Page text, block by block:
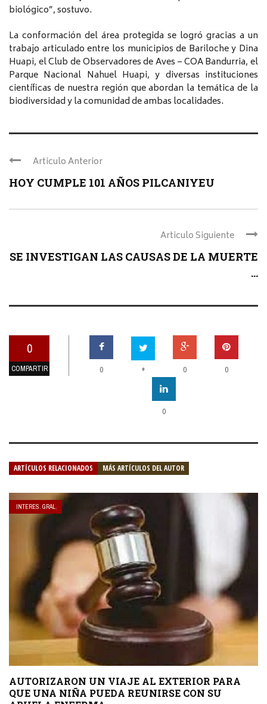
biológico”, sostuvo.
La conformación del área protegida se logró gracias a un
trabajo articulado entre los municipios de Bariloche y Dina
Huapi, el Club de Observadores de Aves – COA Bandurria, el
Parque Nacional Nahuel Huapi, y diversas instituciones
científicas de nuestra región que abordan la temática de la
biodiversidad y la comunidad de ambas localidades.
Articulo Anterior
HOY CUMPLE 101 AÑOS PILCANIYEU
Articulo Siguiente
SE INVESTIGAN LAS CAUSAS DE LA MUERTE
...
0
COMPARTIR 0 + 0 0
0
ARTÍCULOS RELACIONADOS MÁS ARTÍCULOS DEL AUTOR
INTERES. GRAL.
AUTORIZARON UN VIAJE AL EXTERIOR PARA
QUE UNA NIÑA PUEDA REUNIRSE CON SU